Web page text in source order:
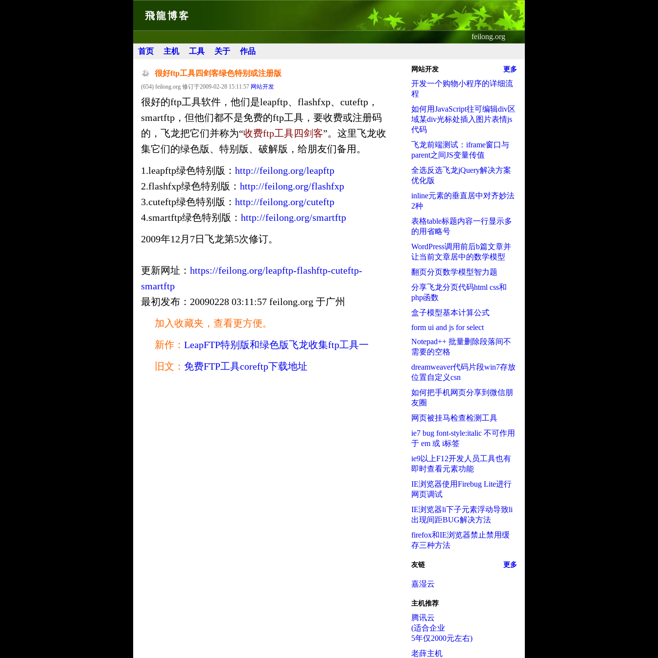
飛龍博客
feilong.org
首页
主机 工具 关于 作品
很好ftp工具四剑客绿色特别或注册版
(654) feilong.org 修订于2009-02-28 15:11:57 网站开发
很好的ftp工具软件，他们是leapftp、flashfxp、cuteftp，
smartftp，但他们都不是免费的ftp工具，要收费或注册码
的，飞龙把它们并称为“收费ftp工具四剑客”。这里飞龙收
集它们的绿色版、特别版、破解版，给朋友们备用。
1.leapftp绿色特别版： http://feilong.org/leapftp
2.flashfxp绿色特别版： http://feilong.org/flashfxp
3.cuteftp绿色特别版： http://feilong.org/cuteftp
4.smartftp绿色特别版： http://feilong.org/smartftp
2009年12月7日飞龙第5次修订。
更新网址： https://feilong.org/leapftp-flashftp-cuteftp-
smartftp
最初发布：20090228 03:11:57 feilong.org 于广州
加入收藏夹，查看更方便。
新作： LeapFTP特别版和绿色版飞龙收集ftp工具一
旧文： 免费FTP工具coreftp下载地址
网站开发 更多
开发一个购物小程序的详细流
程
如何用JavaScript往可编辑div区
域某div光标处插入图片表情js
代码
飞龙前端测试：iframe窗口与
parent之间JS变量传值
全选反选飞龙jQuery解决方案
优化版
inline元素的垂直居中对齐妙法
2种
表格table标题内容一行显示多
的用省略号
WordPress调用前后b篇文章并
让当前文章居中的数学模型
翻页分页数学模型智力题
分享飞龙分页代码html css和
php函数
盒子模型基本计算公式
form ui and js for select
Notepad++ 批量删除段落间不
需要的空格
dreamweaver代码片段win7存放
位置自定义csn
如何把手机网页分享到微信朋
友圈
网页被挂马检查检测工具
ie7 bug font-style:italic 不可作用
于 em 或 i标签
ie9以上F12开发人员工具也有
即时查看元素功能
IE浏览器使用Firebug Lite进行
网页调试
IE浏览器li下子元素浮动导致li
出现间距BUG解决方法
firefox和IE浏览器禁止禁用缓
存三种方法
友链 更多
嘉湿云
主机推荐
腾讯云
(适合企业
5年仅2000元左右)
老薛主机